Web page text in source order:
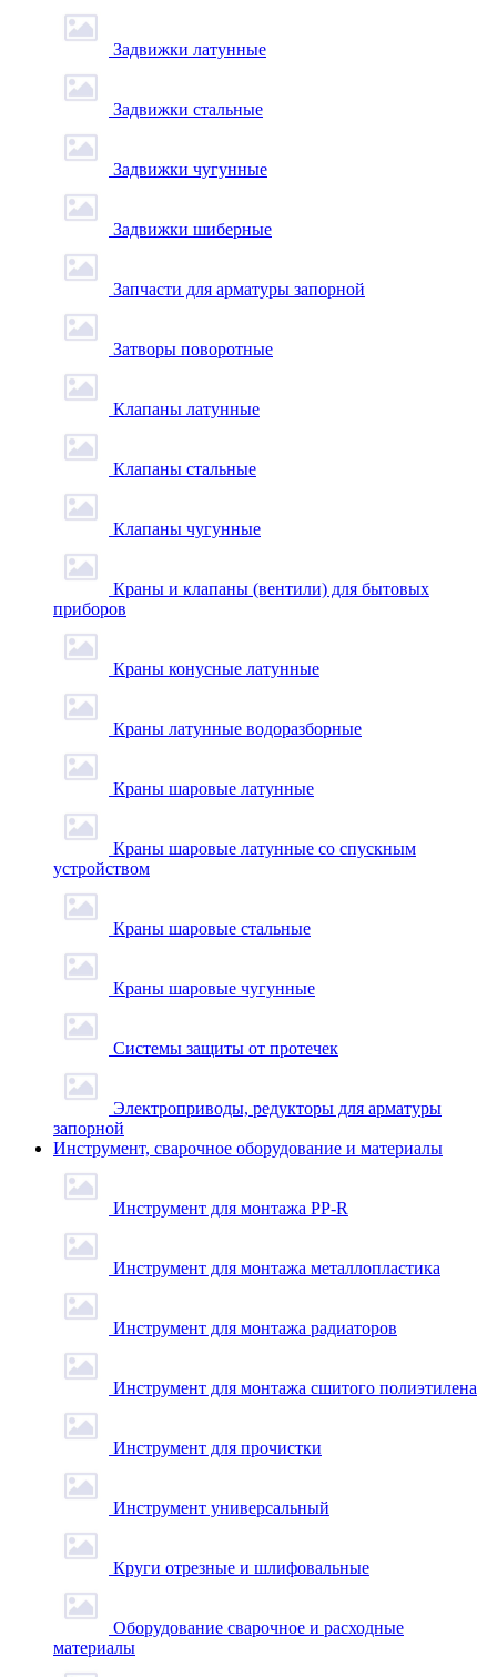
Задвижки латунные
Задвижки стальные
Задвижки чугунные
Задвижки шиберные
Запчасти для арматуры запорной
Затворы поворотные
Клапаны латунные
Клапаны стальные
Клапаны чугунные
Краны и клапаны (вентили) для бытовых
приборов
Краны конусные латунные
Краны латунные водоразборные
Краны шаровые латунные
Краны шаровые латунные со спускным
устройством
Краны шаровые стальные
Краны шаровые чугунные
Системы защиты от протечек
Электроприводы, редукторы для арматуры
запорной
Инструмент, сварочное оборудование и материалы
Инструмент для монтажа PP-R
Инструмент для монтажа металлопластика
Инструмент для монтажа радиаторов
Инструмент для монтажа сшитого полиэтилена
Инструмент для прочистки
Инструмент универсальный
Круги отрезные и шлифовальные
Оборудование сварочное и расходные
материалы